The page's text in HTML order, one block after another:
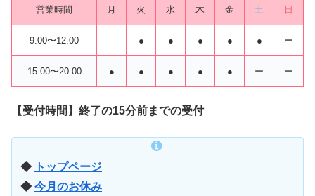
営業時間 月 火 水 木 金 土 日
9:00〜12:00 – ● ● ● ● ● ー
15:00〜20:00 ● ● ● ● ● ー ー
【受付時間】終了の15分前までの受付
◆
トップページ
◆ 今月のお休み